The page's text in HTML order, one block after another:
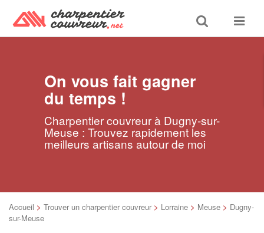
Toggle
search
Toggle
On vous fait gagner
du temps !
Charpentier couvreur à Dugny-sur-
Meuse : Trouvez rapidement les
meilleurs artisans autour de moi
Accueil > Trouver un charpentier couvreur > Lorraine > Meuse > Dugny-
sur-Meuse